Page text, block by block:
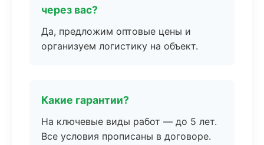
через вас?
Да, предложим оптовые цены и
организуем логистику на объект.
Какие гарантии?
На ключевые виды работ — до 5 лет.
Все условия прописаны в договоре.